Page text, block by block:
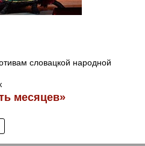
словацкой народной
месяцев»